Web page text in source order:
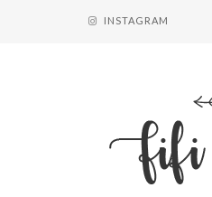
INSTAGRAM